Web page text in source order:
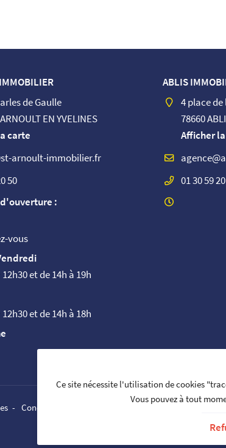
de Gaulle
EN YVELINES
carte
50
:
vous
et de 14h à 19h
et de 14h à 18h
ABLIS
4 place
78660
Afficher
01 30 59
Conditions générales d'utilisation
Ce site nécessite l'utilisation de cookies
Vous pouvez à tout